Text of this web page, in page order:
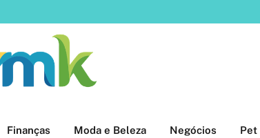
Finanças Moda e Beleza Negócios Pet